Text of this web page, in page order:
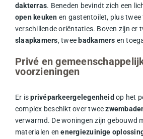
dakterras. Beneden bevindt zich een
open keuken en gastentoilet, plus twee
verschillende oriëntaties. Boven zijn er
slaapkamers, twee badkamers en
Privé en
voorzieningen
Er isprivéparkeergelegenheid op het
complex beschikt over twee
verwarmd. De woningen zijn gebouwd
materialen enenergiezuinige